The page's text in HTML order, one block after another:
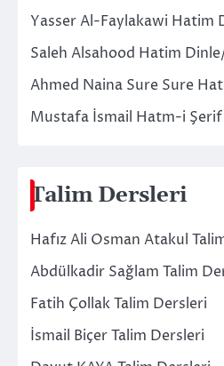
Yasser Al-Faylakawi Hatim
Saleh Alsahood Hatim
Mustafa İsmail Hatm-i Şerif
Talim Dersleri
Hafız Ali Osman Atakul
Abdülkadir Sağlam Talim
Fatih Çollak Talim Dersleri
İsmail Biçer Talim Dersleri